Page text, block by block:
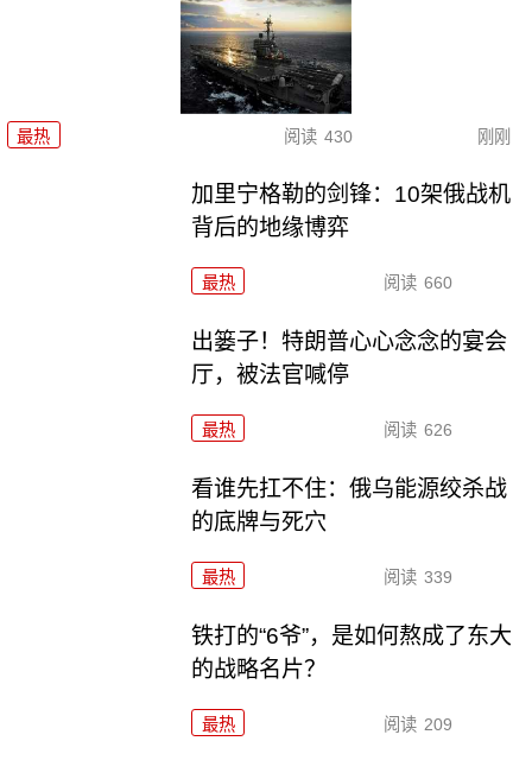
最热 阅读 430 刚刚
加里宁格勒的剑锋：10架俄战机
背后的地缘博弈
最热 阅读 660
出篓子！特朗普心心念念的宴会
厅，被法官喊停
最热 阅读 626
看谁先扛不住：俄乌能源绞杀战
的底牌与死穴
最热 阅读 339
铁打的“6爷”，是如何熬成了东大
的战略名片？
最热 阅读 209